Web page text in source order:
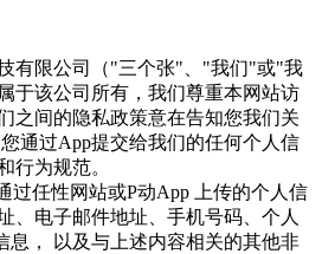
有限公司（"三个张"、"我们"或"我
于该公司所有，我们尊重本网站访
之间的隐私政策意在告知您我们关
通过App提交给我们的任何个人信
行为规范。
任性网站或P动App 上传的个人信
、电子邮件地址、手机号码、个人
息， 以及与上述内容相关的其他非